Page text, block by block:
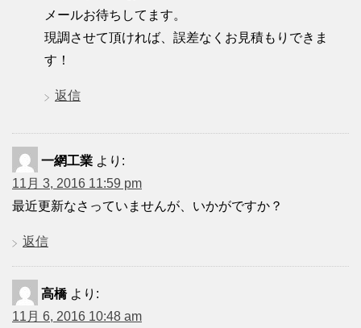
メールお待ちしてます。
現調させて頂ければ、誤差なくお見積もりできま
す！
返信
一網工業 より:
11月 3, 2016 11:59 pm
最近更新なさっていませんが、いかがですか？
返信
高橋 より:
11月 6, 2016 10:48 am